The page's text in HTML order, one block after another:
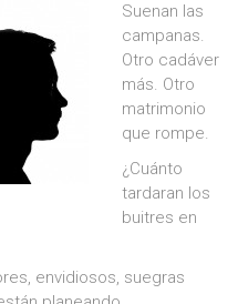
Suenan las
campanas.
Otro cadáver
más. Otro
matrimonio
que rompe.
¿Cuánto
tardaran los
buitres en
envidiosos, suegras